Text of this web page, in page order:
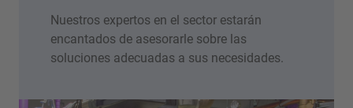
Nuestros expertos en el sector estarán
encantados de asesorarle sobre las
soluciones adecuadas a sus necesidades.